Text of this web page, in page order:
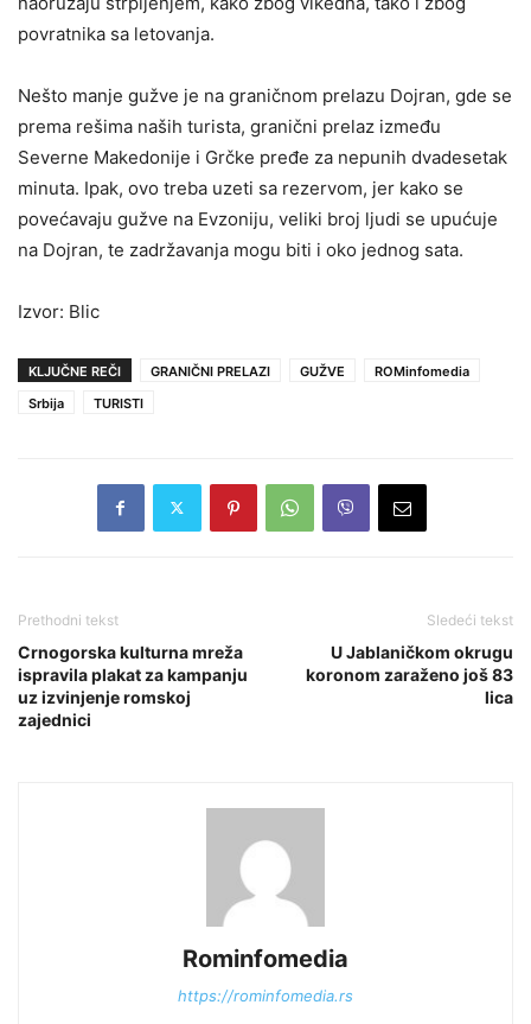
povratnika sa letovanja.
Nešto manje gužve je na graničnom prelazu Dojran, gde se
prema rešima naših turista, granični prelaz između
Severne Makedonije i Grčke pređe za nepunih dvadesetak
minuta. Ipak, ovo treba uzeti sa rezervom, jer kako se
povećavaju gužve na Evzoniju, veliki broj ljudi se upućuje
na Dojran, te zadržavanja mogu biti i oko jednog sata.
Izvor: Blic
KLJUČNE REČI GRANIČNI PRELAZI GUŽVE
ROMinfomedia
Srbija
TURISTI
Prethodni tekst
Crnogorska kulturna mreža
ispravila plakat za kampanju
uz izvinjenje romskoj
zajednici
Sledeći tekst
U Jablaničkom okrugu
koronom zaraženo još 83
lica
Rominfomedia
https://rominfomedia.rs